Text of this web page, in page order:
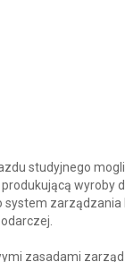
studyjnego
wyroby
system zarządzania
zasadami